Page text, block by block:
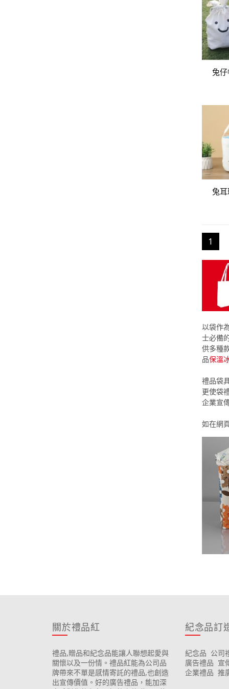
兔
兔
1
以袋作
士必備
供多種
品保溫
禮品袋
更使袋
企業宣
如在網
關於禮品紅
禮品,贈品和紀念品能讓人聯想起愛與
關懷以及一份情。禮品紅能為公司品
牌帶來不單是感情寄託的禮品,也創造
出宣傳價值。好的廣告禮品，能加深
紀念品訂
紀念品 公司
廣告禮品 宣
企業禮品 推